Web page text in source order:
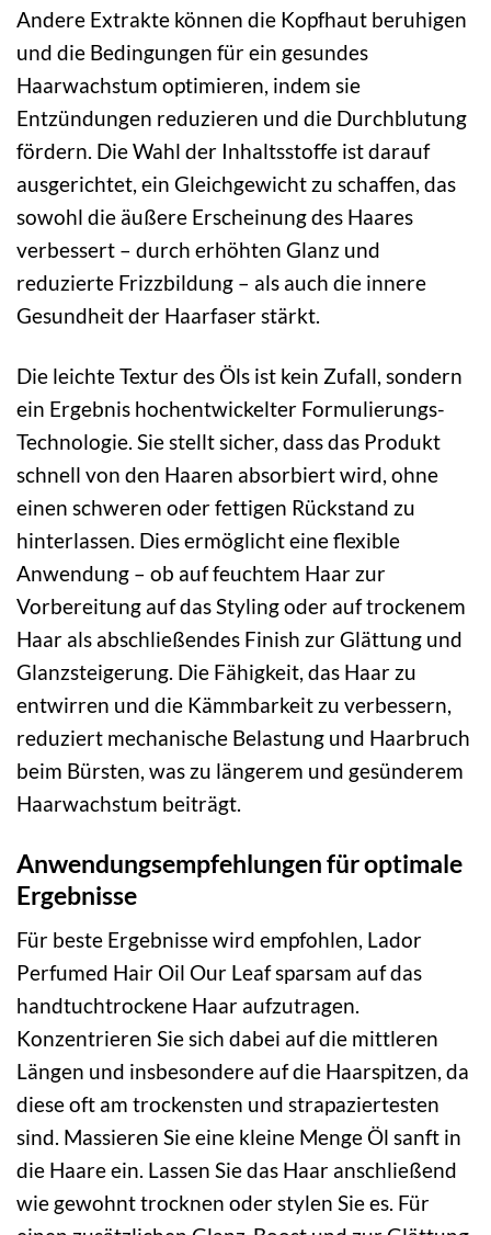
Andere Extrakte können die Kopfhaut beruhigen
und die Bedingungen für ein gesundes
Haarwachstum optimieren, indem sie
Entzündungen reduzieren und die Durchblutung
fördern. Die Wahl der Inhaltsstoffe ist darauf
ausgerichtet, ein Gleichgewicht zu schaffen, das
sowohl die äußere Erscheinung des Haares
verbessert – durch erhöhten Glanz und
reduzierte Frizzbildung – als auch die innere
Gesundheit der Haarfaser stärkt.
Die leichte Textur des Öls ist kein Zufall, sondern
ein Ergebnis hochentwickelter Formulierungs-
Technologie. Sie stellt sicher, dass das Produkt
schnell von den Haaren absorbiert wird, ohne
einen schweren oder fettigen Rückstand zu
hinterlassen. Dies ermöglicht eine flexible
Anwendung – ob auf feuchtem Haar zur
Vorbereitung auf das Styling oder auf trockenem
Haar als abschließendes Finish zur Glättung und
Glanzsteigerung. Die Fähigkeit, das Haar zu
entwirren und die Kämmbarkeit zu verbessern,
reduziert mechanische Belastung und Haarbruch
beim Bürsten, was zu längerem und gesünderem
Haarwachstum beiträgt.
Anwendungsempfehlungen für optimale
Ergebnisse
Für beste Ergebnisse wird empfohlen, Lador
Perfumed Hair Oil Our Leaf sparsam auf das
handtuchtrockene Haar aufzutragen.
Konzentrieren Sie sich dabei auf die mittleren
Längen und insbesondere auf die Haarspitzen, da
diese oft am trockensten und strapaziertesten
sind. Massieren Sie eine kleine Menge Öl sanft in
die Haare ein. Lassen Sie das Haar anschließend
wie gewohnt trocknen oder stylen Sie es. Für